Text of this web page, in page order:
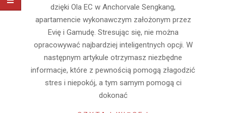
dzięki Ola EC w Anchorvale Sengkang,
apartamencie wykonawczym założonym przez
Evię i Gamudę. Stresując się, nie można
opracowywać najbardziej inteligentnych opcji. W
następnym artykule otrzymasz niezbędne
informacje, które z pewnością pomogą złagodzić
stres i niepokój, a tym samym pomogą ci
dokonać